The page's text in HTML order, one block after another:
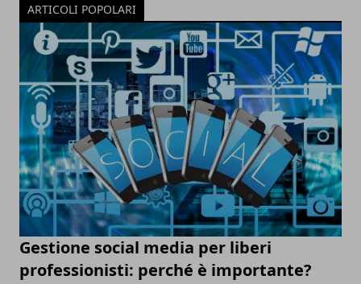
ARTICOLI POPOLARI
Gestione social media per liberi
professionisti: perché è importante?